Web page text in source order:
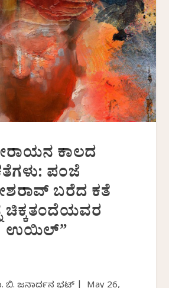
ಕಾಲದ
ಪಂಜೆ
ಬರೆದ ಕತೆ
ಚಿಕ್ಕತಂದೆಯವರ
ಉಯಿಲ್”